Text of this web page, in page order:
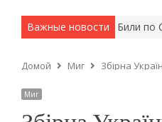
Важные новости
методы. Били по
Домой Миг Збірна
Миг